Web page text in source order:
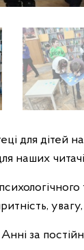
для дітей
наших
за